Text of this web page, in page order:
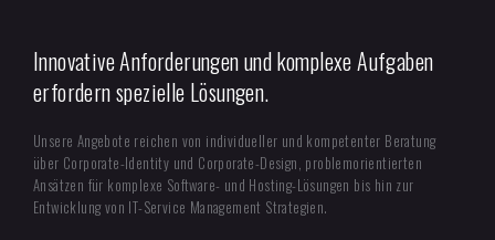
Innovative Anforderungen und komplexe Aufgaben
erfordern spezielle Lösungen.
Unsere Angebote reichen von individueller und kompetenter Beratung
über Corporate-Identity und Corporate-Design, problemorientierten
Ansätzen für komplexe Software- und Hosting-Lösungen bis hin zur
Entwicklung von IT-Service Management Strategien.